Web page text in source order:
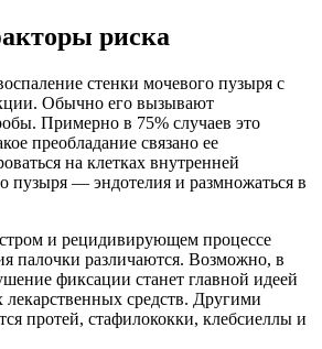
риска
стенки мочевого пузыря с
Обычно его вызывают
Примерно в 75% случаев это
преобладание связано ее
на клетках внутренней
пузыря — эндотелия и размножаться в
и рецидивирующем процессе
палочки различаются. Возможно, в
фиксации станет главной идеей
лекарственных средств. Другими
протей, стафилококки, клебсиеллы и